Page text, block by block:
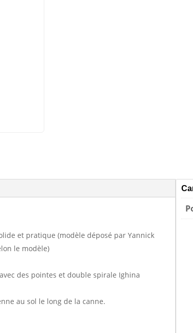
et pratique (modèle déposé par Yannick
le modèle)
des pointes et double spirale Ighina
au sol le long de la canne.